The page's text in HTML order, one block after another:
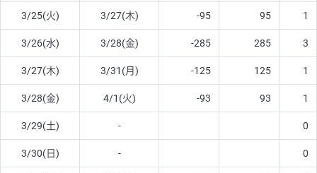
3/25(火) 3/27(木) -95 95 1
3/26(水) 3/28(金) -285 285 3
3/27(木) 3/31(月) -125 125 1
3/28(金) 4/1(火) -93 93 1
3/29(土) - 0
3/30(日) - 0